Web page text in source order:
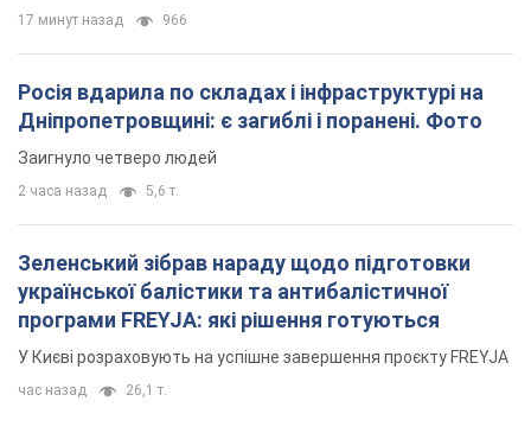
17 минут назад 966
Росія вдарила по складах і інфраструктурі на
Дніпропетровщині: є загиблі і поранені. Фото
Заигнуло четверо людей
2 часа назад 5,6 т.
Зеленський зібрав нараду щодо підготовки
української балістики та антибалістичної
програми FREYJA: які рішення готуються
У Києві розраховують на успішне завершення проєкту FREYJA
час назад 26,1 т.